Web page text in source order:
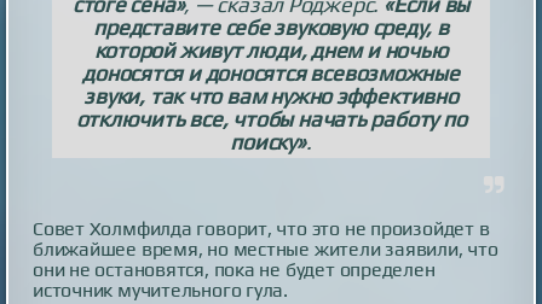
представите себе звуковую среду, в
которой живут люди, днем и ночью
доносятся и доносятся всевозможные
звуки, так что вам нужно эффективно
отключить все, чтобы начать работу по
поиску».
Совет Холмфилда говорит, что это не произойдет в
ближайшее время, но местные жители заявили, что
они не остановятся, пока не будет определен
источник мучительного гула.